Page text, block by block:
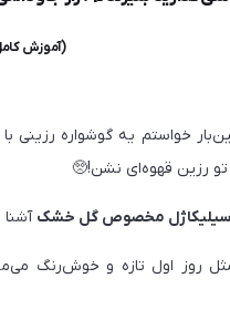
(آموزش
خواستم یه گوشواره
رزین قهوه‌ای نشن!🥺
سیلیکاژل مخصوص گل خشک
روز اول تازه و خوش‌رنگ